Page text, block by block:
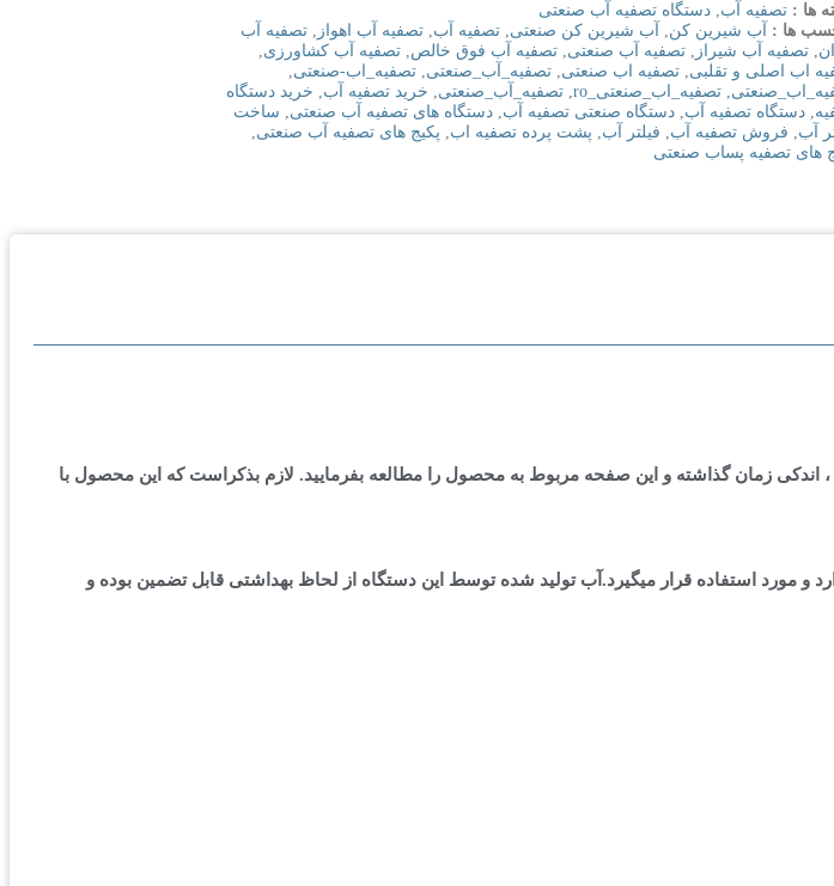
ها : تصفیه آب, دستگاه تصفیه آب صنعتی
ها :
آب شیرین کن, آب شیرین کن صنعتی, تصفیه آب, تصفیه آب اهواز , تصفیه آب
, تصفیه آب شیراز , تصفیه آب صنعتی, تصفیه آب فوق خالص, تصفیه آب کشاورزی,
اب اصلی و تقلبی, تصفیه اب صنعتی, تصفیه_آب_صنعتی, تصفیه_اب-صنعتی,
, تصفیه_اب_صنعتی_ro , تصفیه_آب_صنعتی, خرید تصفیه آب, خرید دستگاه
, دستگاه تصفیه آب, دستگاه صنعتی تصفیه آب, دستگاه های تصفیه آب صنعتی, ساخت
آب, فروش تصفیه آب, فیلتر آب, پشت پرده تصفیه اب, پکیج های تصفیه آب صنعتی,
های تصفیه پساب صنعتی
، اندکی زمان گذاشته و این صفحه مربوط به محصول را مطالعه بفرمایید. لازم بذکراست که این محصول با
مورد استفاده قرار میگیرد.آب تولید شده توسط این دستگاه از لحاظ بهداشتی قابل تضمین بوده و